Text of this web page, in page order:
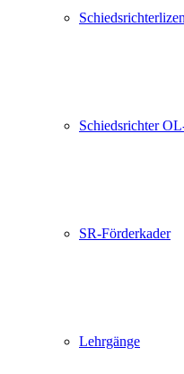
Schiedsrichter
SR-Förderkader
Lehrgänge